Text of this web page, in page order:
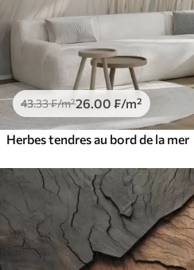
43.33₣/m²26 .00 ₣/m²
Herbes tendres au bord de la mer